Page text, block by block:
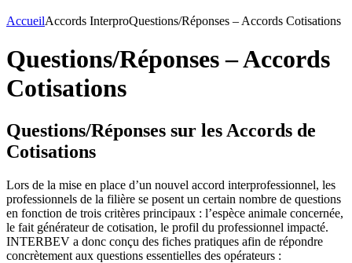
AccueilAccords InterproQuestions/Réponses – Accords Cotisations
Questions/Réponses – Accords
Cotisations
Questions/Réponses sur les Accords de
Cotisations
Lors de la mise en place d’un nouvel accord interprofessionnel, les
professionnels de la filière se posent un certain nombre de questions
en fonction de trois critères principaux : l’espèce animale concernée,
le fait générateur de cotisation, le profil du professionnel impacté.
INTERBEV a donc conçu des fiches pratiques afin de répondre
concrètement aux questions essentielles des opérateurs :